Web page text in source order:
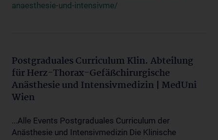
anaesthesie-und-intensivme/
Postgraduales Curriculum Klin. Abteilung
für Herz-Thorax-Gefäßchirurgische
Anästhesie und Intensivmedizin | MedUni
Wien
...Alle Events Postgraduales Curriculum der
Anästhesie und Intensivmedizin Die Klinische